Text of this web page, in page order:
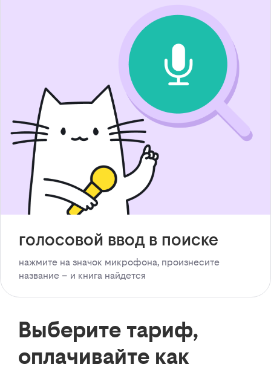
голосовой ввод в поиске
нажмите на значок микрофона, произнесите
название – и книга найдется
Выберите тариф,
оплачивайте как